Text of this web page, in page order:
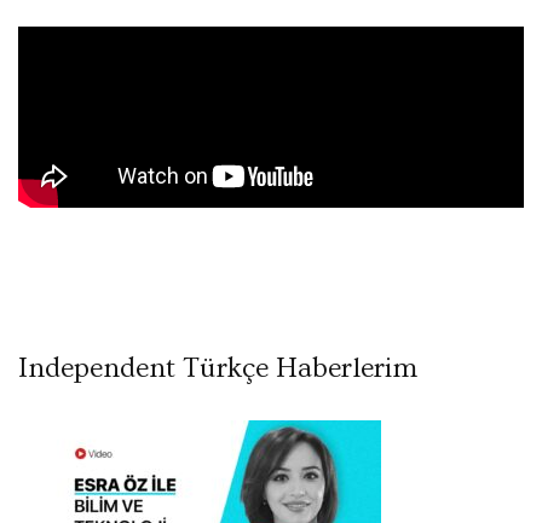
Independent Türkçe Haberlerim